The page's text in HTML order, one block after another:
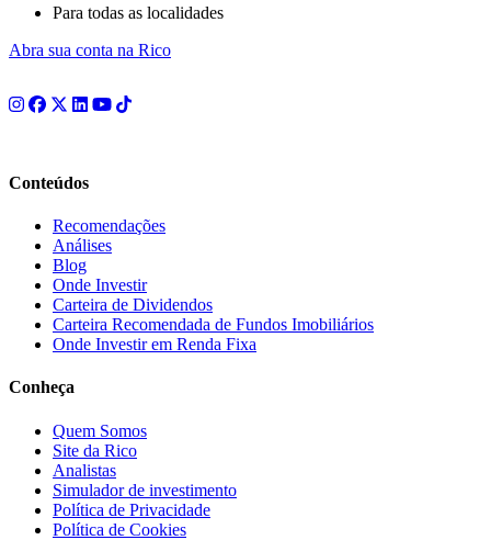
Para todas as localidades
Abra sua conta na Rico
Conteúdos
Recomendações
Análises
Blog
Onde Investir
Carteira de Dividendos
Carteira Recomendada de Fundos Imobiliários
Onde Investir em Renda Fixa
Conheça
Quem Somos
Site da Rico
Analistas
Simulador de investimento
Política de Privacidade
Política de Cookies